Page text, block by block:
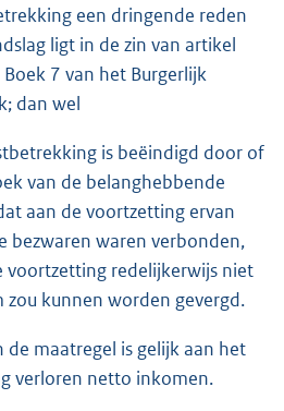
een dringende reden
ligt in de zin van artikel
7 van het Burgerlijk
dan wel
is beëindigd door of
van de belanghebbende
aan de voortzetting ervan
bezwaren waren verbonden,
voortzetting redelijkerwijs niet
zou kunnen worden gevergd.
de maatregel is gelijk aan het
verloren netto inkomen.